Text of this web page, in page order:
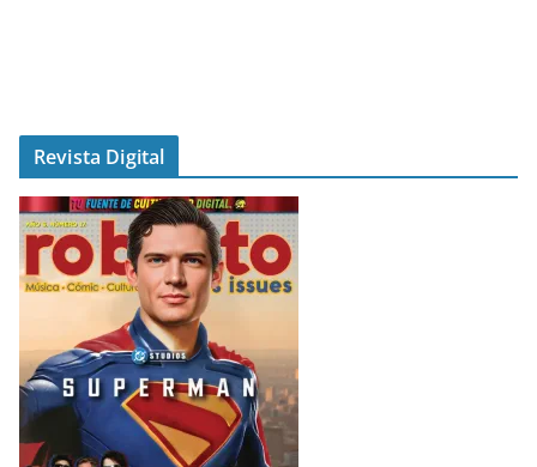
Revista Digital